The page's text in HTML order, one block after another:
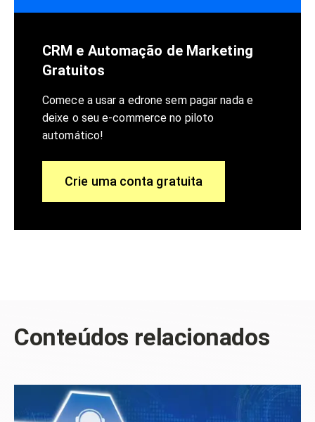
CRM e Automação de Marketing
Gratuitos
Comece a usar a edrone sem pagar nada e
deixe o seu e-commerce no piloto
automático!
Crie uma conta gratuita
Conteúdos relacionados